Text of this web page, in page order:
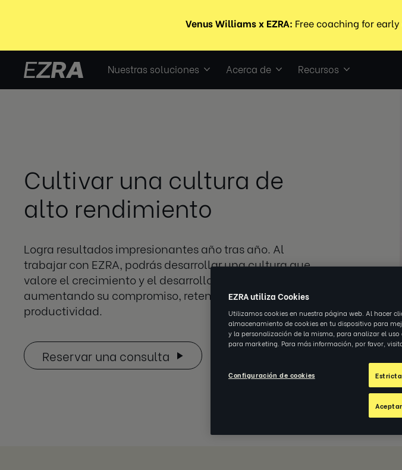
Nuestras soluciones Acerca de Recursos
Cultivar una cultura de
alto rendimiento
Logra resultados impresionantes año tras año. Al
trabajar con EZRA, podrás desarrollar una cultura que
valore el crecimiento y el desarrollo de los empleados,
aumentando su compromiso, retención y
productividad.
Reservar una consulta
EZRA utiliza Cookies
Utilizamos cookies en nuestra página web. Al hacer
almacenamiento de cookies en tu dispositivo para
y la personalización de la misma, para analizar el
para marketing. Para más información, por favor,
Configuración de cookies